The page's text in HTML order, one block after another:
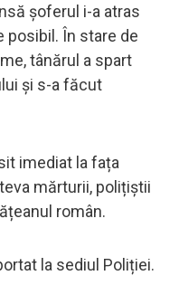
șoferul i-a atras
posibil. În stare de
tânărul a spart
și s-a făcut
imediat la fața
mărturii, polițiștii
român.
la sediul Poliției.